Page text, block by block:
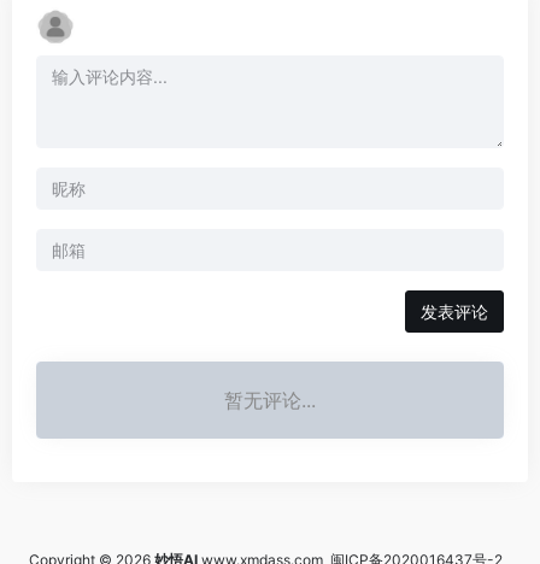
发表评论
暂无评论...
Copyright © 2026 妙悟AI www.xmdass.com 闽ICP备2020016437号-2